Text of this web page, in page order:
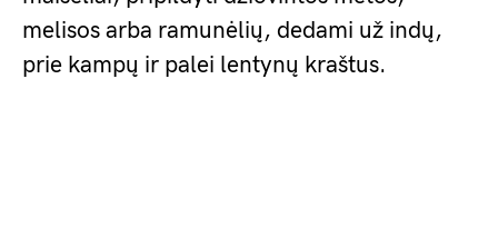
melisos arba ramunėlių, dedami už indų,
prie kampų ir palei lentynų kraštus.